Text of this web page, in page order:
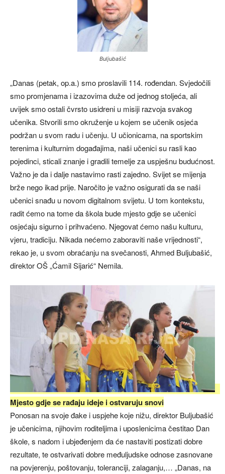
Buljubašić
„Danas (petak, op.a.) smo proslavili 114. rođendan. Svjedočili
smo promjenama i izazovima duže od jednog stoljeća, ali
uvijek smo ostali čvrsto usidreni u misiji razvoja svakog
učenika. Stvorili smo okruženje u kojem se učenik osjeća
podržan u svom radu i učenju. U učionicama, na sportskim
terenima i kulturnim događajima, naši učenici su rasli kao
pojedinci, sticali znanje i gradili temelje za uspješnu budućnost.
Važno je da i dalje nastavimo rasti zajedno. Svijet se mijenja
brže nego ikad prije. Naročito je važno osigurati da se naši
učenici snađu u novom digitalnom svijetu. U tom kontekstu,
radit ćemo na tome da škola bude mjesto gdje se učenici
osjećaju sigurno i prihvaćeno. Njegovat ćemo našu kulturu,
vjeru, tradiciju. Nikada nećemo zaboraviti naše vrijednosti“,
rekao je, u svom obraćanju na svečanosti, Ahmed Buljubašić,
direktor OŠ „Ćamil Sijarić“ Nemila.
Mjesto gdje se rađaju ideje i ostvaruju snovi
Ponosan na svoje đake i uspjehe koje nižu, direktor Buljubašić
je učenicima, njihovim roditeljima i uposlenicima čestitao Dan
škole, s nadom i ubjeđenjem da će nastaviti postizati dobre
rezultate, te ostvarivati dobre međuljudske odnose zasnovane
na povjerenju, poštovanju, toleranciji, zalaganju,… „Danas, na